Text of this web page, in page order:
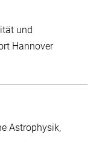
und
Hannover
Astrophysik